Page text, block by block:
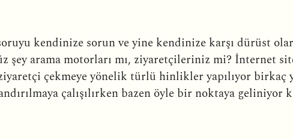
kendinize sorun ve yine kendinize karşı dürüst
şey arama motorları mı, ziyaretçileriniz mi? İnternet
çekmeye yönelik türlü hinlikler yapılıyor birkaç
çalışılırken bazen öyle bir noktaya